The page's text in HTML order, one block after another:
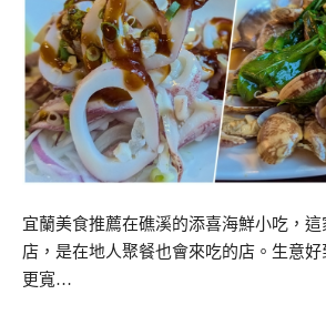
宜蘭美食推薦在礁溪的添喜海鮮小吃，
店，是在地人聚餐也會來吃的店。生意
更寬…